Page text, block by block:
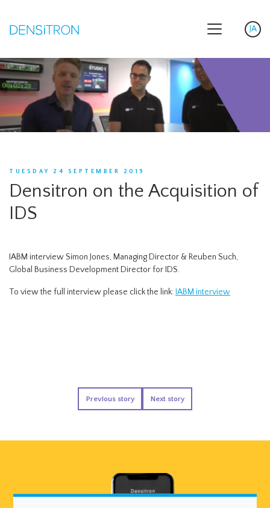
JA
TUESDAY 24 SEPTEMBER 2019
Densitron on the Acquisition of
IDS
IABM interview Simon Jones, Managing Director & Reuben Such,
Global Business Development Director for IDS.
To view the full interview please click the link:IABM interview
Previous story Next story